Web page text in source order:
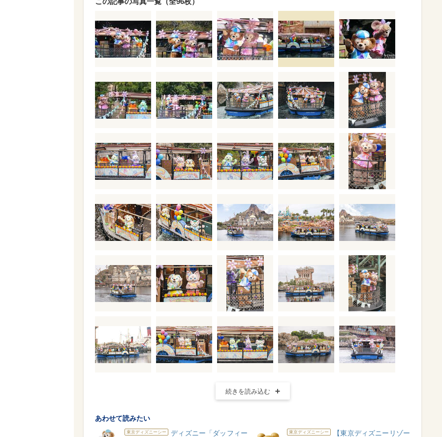
続きを読み込む
あわせて読みたい
東京ディズニーシー
ディズニー「ダッフィー
東京ディズニーシー
【東京ディズニーリゾー